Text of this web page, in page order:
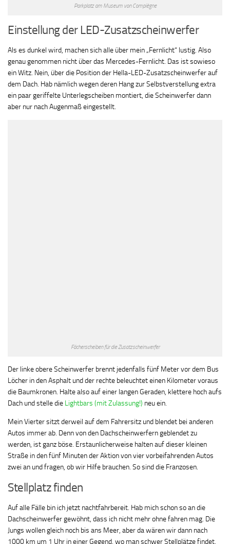
Parkplatz am Museum von Compiègne
Einstellung der LED-Zusatzscheinwerfer
Als es dunkel wird, machen sich alle über mein „Fernlicht“ lustig. Also
genau genommen nicht über das Mercedes-Fernlicht. Das ist sowieso
ein Witz. Nein, über die Position der Hella-LED-Zusatzscheinwerfer auf
dem Dach. Hab nämlich wegen deren Hang zur Selbstverstellung extra
ein paar geriffelte Unterlegscheiben montiert, die Scheinwerfer dann
aber nur nach Augenmaß eingestellt.
Fächerscheiben für die Zusatzscheinwerfer
Der linke obere Scheinwerfer brennt jedenfalls fünf Meter vor dem Bus
Löcher in den Asphalt und der rechte beleuchtet einen Kilometer voraus
die Baumkronen. Halte also auf einer langen Geraden, klettere hoch aufs
Dach und stelle die Lightbars (mit Zulassung!) neu ein.
Mein Vierter sitzt derweil auf dem Fahrersitz und blendet bei anderen
Autos immer ab. Denn von den Dachscheinwerfern geblendet zu
werden, ist ganz böse. Erstaunlicherweise halten auf dieser kleinen
Straße in den fünf Minuten der Aktion von vier vorbeifahrenden Autos
zwei an und fragen, ob wir Hilfe brauchen. So sind die Franzosen.
Stellplatz finden
Auf alle Fälle bin ich jetzt nachtfahrbereit. Hab mich schon so an die
Dachscheinwerfer gewöhnt, dass ich nicht mehr ohne fahren mag. Die
Jungs wollen gleich noch bis ans Meer, aber da wären wir dann nach
1000 km um 1 Uhr in einer Gegend, wo man schwer Stellplätze findet.